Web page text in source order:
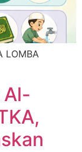
LOMBA
Al-